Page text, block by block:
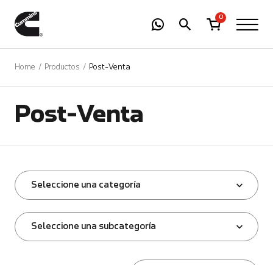
0
Home Productos Post-Venta
Post-Venta
Seleccione una categoría
Seleccione una subcategoría